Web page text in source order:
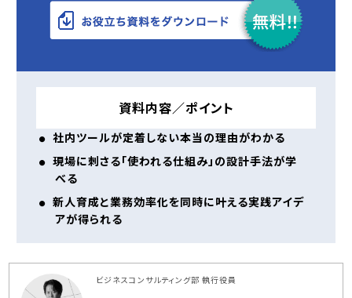
資料内容／ポイント
社内ツールが定着しない本当の理由がわかる
現場に刺さる「使われる仕組み」の設計手法が学
べる
新人育成と業務効率化を同時に叶える実践アイデ
アが得られる
ビジネスコンサルティング部 執行役員